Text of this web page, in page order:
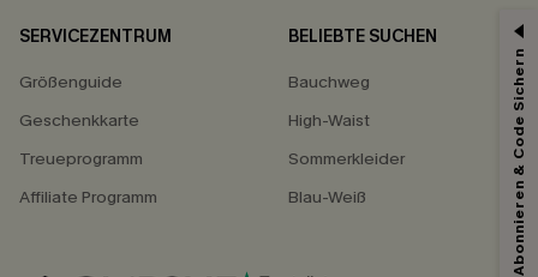
SERVICEZENTRUM
Größenguide
Geschenkkarte
Treueprogramm
Affiliate Programm
BELIEBTE SUCHEN
Bauchweg
High-Waist
Sommerkleider
Blau-Weiß
Abonnieren & Code Sichern